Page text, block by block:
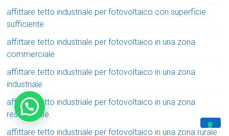
affittare tetto industriale per fotovoltaico con superficie
sufficiente
affittare tetto industriale per fotovoltaico in una zona
commerciale
affittare tetto industriale per fotovoltaico in una zona
industriale
affittare tetto industriale per fotovoltaico in una zona
residenziale
affittare tetto industriale per fotovoltaico in una zona rurale